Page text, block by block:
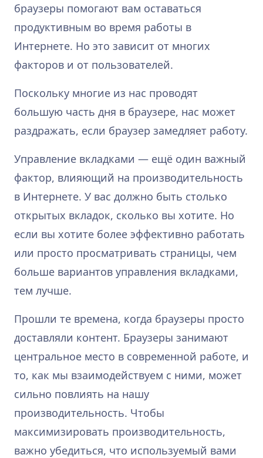
браузеры помогают вам оставаться
продуктивным во время работы в
Интернете. Но это зависит от многих
факторов и от пользователей.
Поскольку многие из нас проводят
большую часть дня в браузере, нас может
раздражать, если браузер замедляет работу.
Управление вкладками — ещё один важный
фактор, влияющий на производительность
в Интернете. У вас должно быть столько
открытых вкладок, сколько вы хотите. Но
если вы хотите более эффективно работать
или просто просматривать страницы, чем
больше вариантов управления вкладками,
тем лучше.
Прошли те времена, когда браузеры просто
доставляли контент. Браузеры занимают
центральное место в современной работе, и
то, как мы взаимодействуем с ними, может
сильно повлиять на нашу
производительность. Чтобы
максимизировать производительность,
важно убедиться, что используемый вами